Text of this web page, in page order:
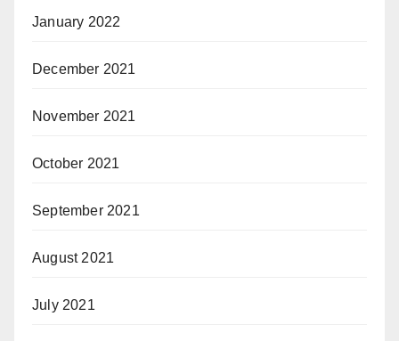
January 2022
December 2021
November 2021
October 2021
September 2021
August 2021
July 2021